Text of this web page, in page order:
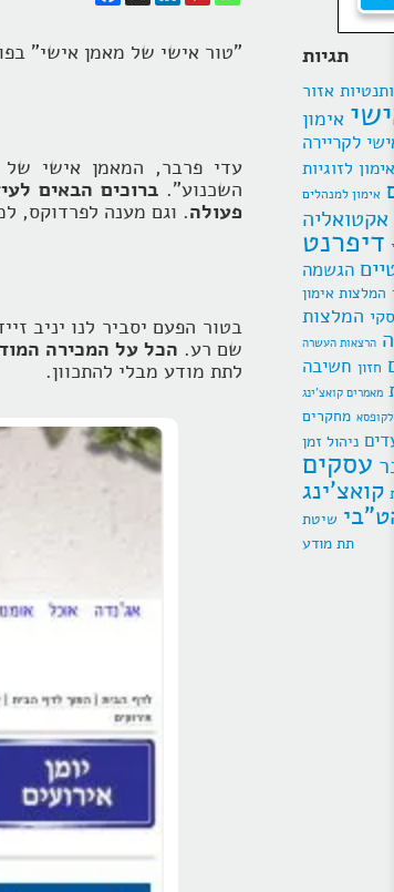
תגיות
אזור
אימון
לקריירה
אימון לזוגיות
אימון למנהלים
אקטואליה
דיפרנט
הגשמה
המלצות אימון
המלצות
הרצאות העשרה
חזון חשיבה
מאמרים קואצ'ינג
מחקרים
ניהול זמן
עסקים
קואצ'ינג
תת מודע
"טור אישי של מאמן אישי"
עדי פרבר, המאמן אישי
השכנוע". ברוכים הבאים
פעולה. וגם מענה לפרדוקס,
בטור הפעם יסביר לנו יניב
שם רע. הכל על המכירה
לתת מודע מבלי להתכוון.